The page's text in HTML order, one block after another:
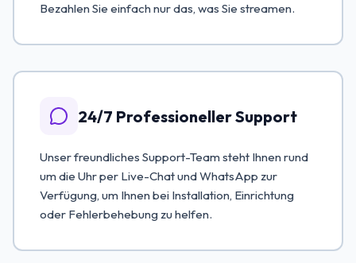
Bezahlen Sie einfach nur das, was Sie streamen.
24/7 Professioneller Support
Unser freundliches Support-Team steht Ihnen rund
um die Uhr per Live-Chat und WhatsApp zur
Verfügung, um Ihnen bei Installation, Einrichtung
oder Fehlerbehebung zu helfen.